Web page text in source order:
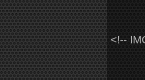
<!--